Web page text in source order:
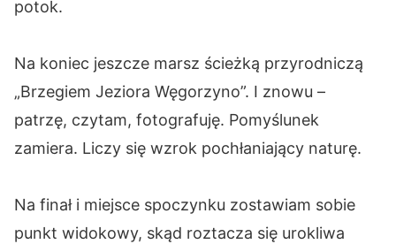
potok.
Na koniec jeszcze marsz ścieżką przyrodniczą
„Brzegiem Jeziora Węgorzyno”. I znowu –
patrzę, czytam, fotografuję. Pomyślunek
zamiera. Liczy się wzrok pochłaniający naturę.
Na finał i miejsce spoczynku zostawiam sobie
punkt widokowy, skąd roztacza się urokliwa